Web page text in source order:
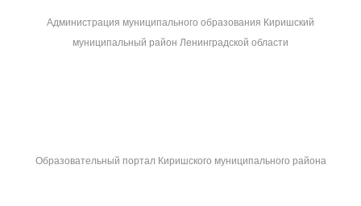
Администрация муниципального образования Киришский
муниципальный район Ленинградской области
Образовательный портал Киришского муниципального района